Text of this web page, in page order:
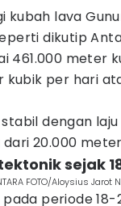
kubah lava
dikutip
461.000 meter
kubik per hari
dengan
20.000
sejak
FOTO/Aloysius Jarot
periode